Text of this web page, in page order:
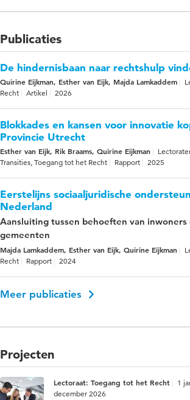
Publicaties
De hindernisbaan naar rechtshulp
Quirine Eijkman, Esther van Eijk, Majda Lamkaddem
Recht
Artikel 2026
Blokkades en kansen voor innovatie
Provincie Utrecht
Esther van Eijk, Rik Braams, Quirine Eijkman
Transities, Toegang tot het Recht
Rapport 2025
Eerstelijns sociaaljuridische
Nederland
Aansluiting tussen behoeften van inwoners
gemeenten
Majda Lamkaddem, Esther van Eijk, Quirine Eijkman
Recht
Rapport 2024
Meer publicaties
Projecten
Lectoraat: Toegang tot het Recht
1
december 2026